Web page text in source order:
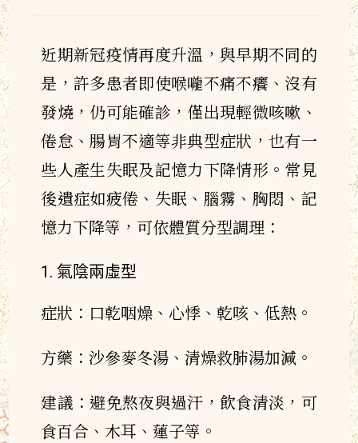
近期新冠疫情再度升溫，與早期不同的
是，許多患者即使喉嚨不痛不癢、沒有
發燒，仍可能確診，僅出現輕微咳嗽、
倦怠、腸胃不適等非典型症狀，也有一
些人產生失眠及記憶力下降情形。常見
後遺症如疲倦、失眠、腦霧、胸悶、記
憶力下降等，可依體質分型調理：
氣陰兩虛型
症狀：口乾咽燥、心悸、乾咳、低熱。
方藥：沙參麥冬湯、清燥救肺湯加減。
建議：避免熬夜與過汗，飲食清淡，可
食百合、木耳、蓮子等。